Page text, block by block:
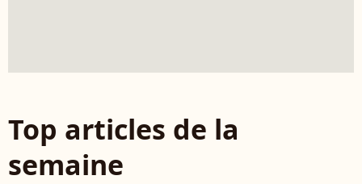
Top articles de la
semaine